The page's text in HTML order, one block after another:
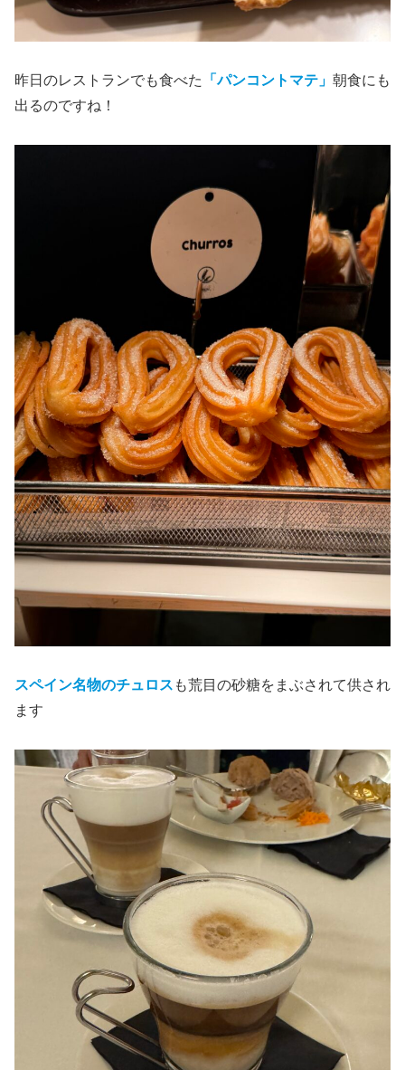
昨日のレストランでも食べた 「パンコントマテ」 朝食にも
出るのですね！
スペイン名物のチュロス も荒目の砂糖をまぶされて供され
ます